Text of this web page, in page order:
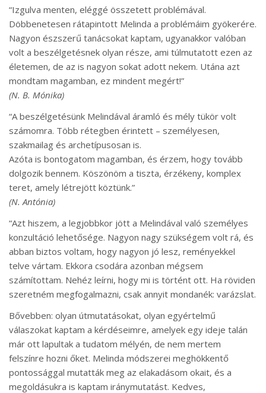
“Izgulva menten, eléggé összetett problémával.
Döbbenetesen rátapintott Melinda a problémáim gyökerére.
Nagyon észszerű tanácsokat kaptam, ugyanakkor valóban
volt a beszélgetésnek olyan része, ami túlmutatott ezen az
életemen, de az is nagyon sokat adott nekem. Utána azt
mondtam magamban, ez mindent megért!”
(N. B. Mónika)
“A beszélgetésünk Melindával áramló és mély tükör volt
számomra. Több rétegben érintett – személyesen,
szakmailag és archetípusosan is.
Azóta is bontogatom magamban, és érzem, hogy tovább
dolgozik bennem. Köszönöm a tiszta, érzékeny, komplex
teret, amely létrejött köztünk.”
(N. Antónia)
“Azt hiszem, a legjobbkor jött a Melindával való személyes
konzultáció lehetősége. Nagyon nagy szükségem volt rá, és
abban biztos voltam, hogy nagyon jó lesz, reményekkel
telve vártam. Ekkora csodára azonban mégsem
számítottam. Nehéz leírni, hogy mi is történt ott. Ha röviden
szeretném megfogalmazni, csak annyit mondanék: varázslat.
Bővebben: olyan útmutatásokat, olyan egyértelmű
válaszokat kaptam a kérdéseimre, amelyek egy ideje talán
már ott lapultak a tudatom mélyén, de nem mertem
felszínre hozni őket. Melinda módszerei meghökkentő
pontossággal mutatták meg az elakadásom okait, és a
megoldásukra is kaptam iránymutatást. Kedves,